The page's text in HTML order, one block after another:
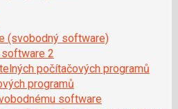
(svobodný software)
software 2
počítačových programů
programů
software